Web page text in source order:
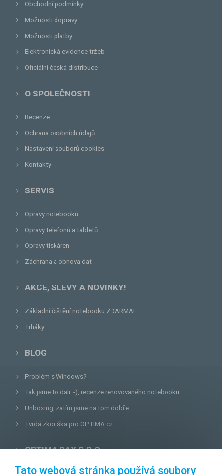
Obchodní podmínky
Možnosti dopravy
Možnosti platby
Elektronická evidence tržeb
Oficiální česká distribuce
O SPOLEČNOSTI
Recenze
Ochrana osobních údajů
Nastavení souborů cookies
Kontakty
SERVIS
Opravy notebooků
Opravy telefonů a tabletů
Opravy tiskáren
Záchrana a obnova dat
AKCE, SLEVY A NOVINKY!
Základní čištění notebooku ZDARMA!
Trháky
BLOG
Problém s Windows?
Tak jsme to dali :-), recenze renovovaného notebooku.
Unboxing, zatím jsme na tom dobře...
Tvrdá zkouška pro OPTIMA.cz...
OPTIMA DAX S.R.O.
Lazecká 46/3, 779 00Olomouc
Tato webová stránka používá soubory